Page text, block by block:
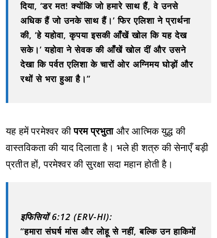
दिया, ‘डर मत! क्योंकि जो हमारे साथ हैं, वे उनसे
अधिक हैं जो उनके साथ हैं।’ फिर एलिशा ने प्रार्थना
की, ‘हे यहोवा, कृपया इसकी आँखें खोल कि यह देख
सके।’ यहोवा ने सेवक की आँखें खोल दीं और उसने
देखा कि पर्वत एलिशा के चारों ओर अग्निमय घोड़ों और
रथों से भरा हुआ है।”
यह हमें परमेश्‍वर कीपरम प्रभुताऔर आत्मिक युद्ध की
वास्तविकता की याद दिलाता है। भले ही शत्रु की सेनाएँ बड़ी
प्रतीत हों, परमेश्‍वर की सुरक्षा सदा महान होती है।
इफिसियों 6:12 (ERV-HI):
“हमारा संघर्ष मांस और लोहू से नहीं, बल्कि उन हाकिमों